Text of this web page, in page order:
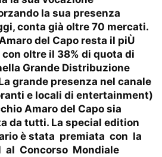
la sua presenza
conta già oltre 70 mercati.
del Capo resta il piÙ
oltre il 38% di quota di
Grande Distribuzione
grande presenza nel canale
e locali di entertainment)
Amaro del Capo sia
da tutti. La special edition
è stata premiata con la
al Concorso Mondiale